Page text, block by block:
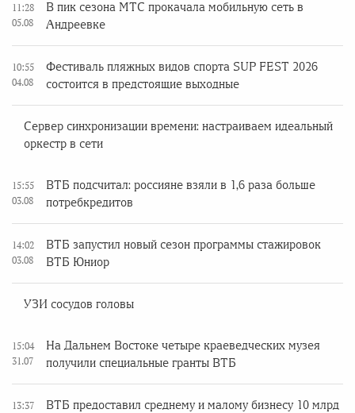
11:28
05.08
В пик сезона МТС прокачала мобильную сеть в
Андреевке
10:55
04.08
Фестиваль пляжных видов спорта SUP FEST 2026
состоится в предстоящие выходные
Сервер синхронизации времени: настраиваем идеальный
оркестр в сети
15:55
03.08
ВТБ подсчитал: россияне взяли в 1,6 раза больше
потребкредитов
14:02
03.08
ВТБ запустил новый сезон программы стажировок
ВТБ Юниор
УЗИ сосудов головы
15:04
31.07
На Дальнем Востоке четыре краеведческих музея
получили специальные гранты ВТБ
13:37
ВТБ предоставил среднему и малому бизнесу 10 млрд